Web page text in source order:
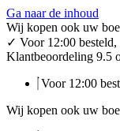
Ga naar de inhoud
Wij kopen ook uw
✓ Voor 12:00
Klantbeoordeling 9.5
Voor 12:00
Wij kopen ook uw